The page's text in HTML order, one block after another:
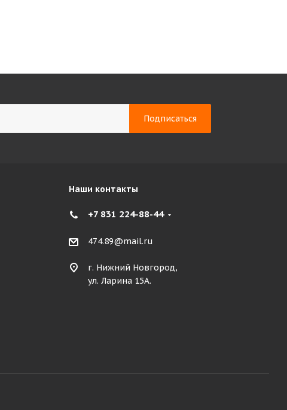
Наши контакты
+7 831 224-88-44
474.89@mail.ru
г. Нижний Новгород,
ул. Ларина 15А.